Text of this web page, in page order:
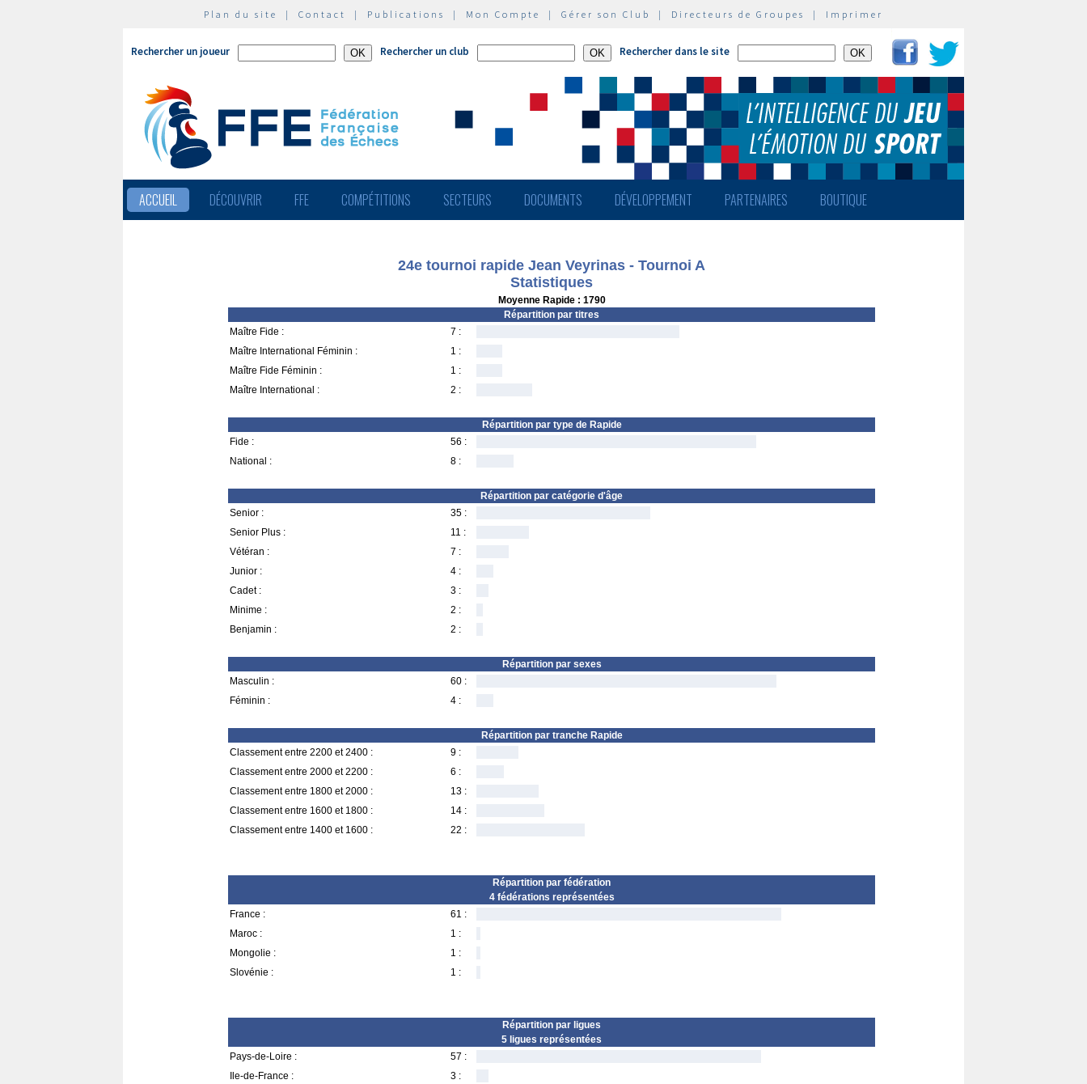
Plan du site | Contact | Publications | Mon Compte | Gérer son Club | Directeurs de Groupes | Imprimer
Rechercher un joueur Rechercher un club Rechercher dans le site
ACCUEIL DÉCOUVRIR FFE COMPÉTITIONS SECTEURS DOCUMENTS DÉVELOPPEMENT PARTENAIRES BOUTIQUE
24e tournoi rapide Jean Veyrinas - Tournoi A
Statistiques
Moyenne Rapide : 1790
Répartition par titres
Maître Fide :
7 :
Maître International Féminin :
1 :
Maître Fide Féminin :
1 :
Maître International :
2 :
Répartition par type de Rapide
Fide :
56 :
National :
8 :
Répartition par catégorie d'âge
Senior :
35 :
Senior Plus :
11 :
Vétéran :
7 :
Junior :
4 :
Cadet :
3 :
Minime :
2 :
Benjamin :
2 :
Répartition par sexes
Masculin :
60 :
Féminin :
4 :
Répartition par tranche Rapide
Classement entre 2200 et 2400 :
9 :
Classement entre 2000 et 2200 :
6 :
Classement entre 1800 et 2000 :
13 :
Classement entre 1600 et 1800 :
14 :
Classement entre 1400 et 1600 :
22 :
Répartition par fédération
4 fédérations représentées
France :
61 :
Maroc :
1 :
Mongolie :
1 :
Slovénie :
1 :
Répartition par ligues
5 ligues représentées
Pays-de-Loire :
57 :
Ile-de-France :
3 :